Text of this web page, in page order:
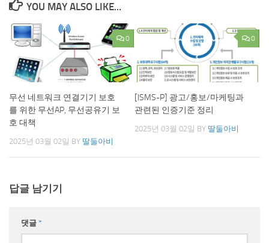
YOU MAY ALSO LIKE...
0
무선 네트워크 연결기기 보호
를 위한 무선AP, 무선공유기 보
호 대책
2025년 03월 02일 BY 딸둘아비
0
[ISMS-P] 광고/홍보/마케팅과
관련된 인증기준 정리
2025년 03월 02일 BY 딸둘아비
답글 남기기
댓글 *